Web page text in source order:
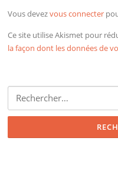
Vous devezvous connecter
Ce site utilise Akismet pour
la façon dont les données de
Rechercher :